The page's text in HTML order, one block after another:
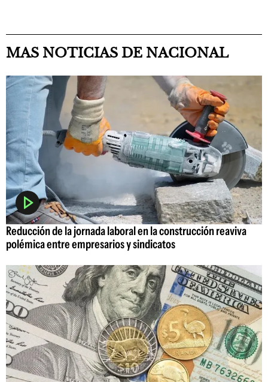
MAS NOTICIAS DE NACIONAL
Reducción de la jornada laboral en la construcción reaviva
polémica entre empresarios y sindicatos